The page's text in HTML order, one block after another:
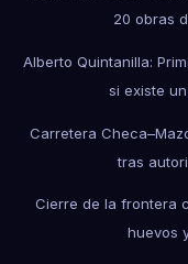
20 obras
Alberto Quintanilla:
si existe
Carretera
tras
Cierre de la frontera
huevos